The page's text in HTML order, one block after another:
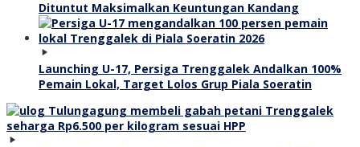
Dituntut Maksimalkan Keuntungan Kandang
Launching U-17, Persiga Trenggalek Andalkan 100%
Pemain Lokal, Target Lolos Grup Piala Soeratin